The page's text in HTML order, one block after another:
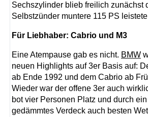
Sechszylinder blieb freilich zunächst
Selbstzünder muntere 115 PS
Für Liebhaber: Cabrio und M3
Eine Atempause gab es nicht. BMW
neuen Highlights auf 3er Basis auf:
ab Ende 1992 und dem Cabrio ab
Wieder war der offene 3er auch
bot vier Personen Platz und durch
gedämmtes Verdeck auch besten